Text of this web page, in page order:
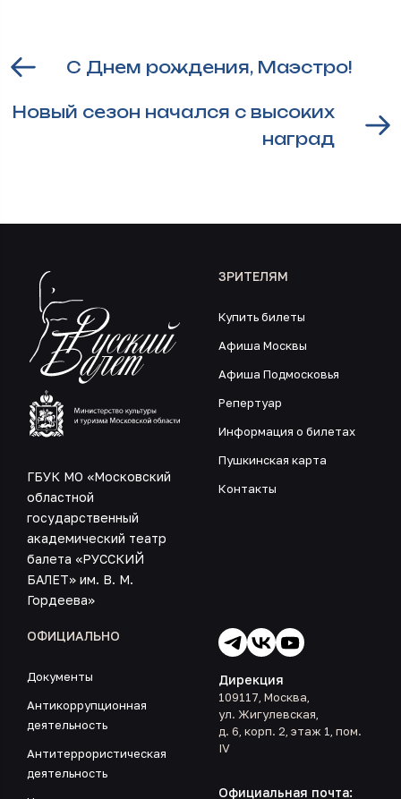
С Днем рождения, Маэстро!
Новый сезон начался с высоких
наград
ГБУК МО «Московский
областной
государственный
академический театр
балета «РУССКИЙ
БАЛЕТ» им. В. М.
Гордеева»
ЗРИТЕЛЯМ
Купить билеты
Афиша Москвы
Афиша Подмосковья
Репертуар
Информация о билетах
Пушкинская карта
Контакты
ОФИЦИАЛЬНО
Документы
Антикоррупционная
деятельность
Антитеррористическая
деятельность
Дирекция
109117, Москва,
ул. Жигулевская,
д. 6, корп. 2, этаж 1, пом.
IV
Официальная почта: